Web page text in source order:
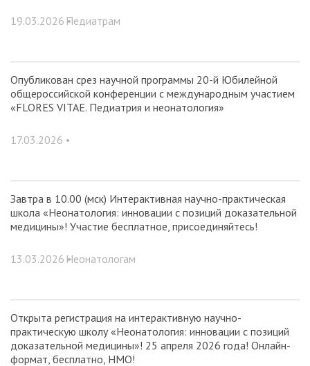
19.03.2026 •Педиатрам
Опубликован срез научной программы 20-й Юбилейной
общероссийской конференции с международным участием
«FLORES VITAE. Педиатрия и неонатология»
17.03.2026 •
Завтра в 10.00 (мск) Интерактивная научно-практическая
школа «Неонатология: инновации с позиций доказательной
медицины»! Участие бесплатное, присоединяйтесь!
13.03.2026 •Неонатологам
Открыта регистрация на интерактивную научно-
практическую школу «Неонатология: инновации с позиций
доказательной медицины»! 25 апреля 2026 года! Онлайн-
формат, бесплатно, НМО!